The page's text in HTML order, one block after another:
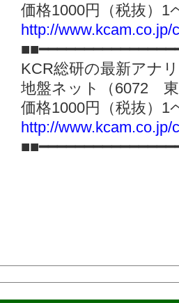
価格1000円（税抜）1
http://www.kcam.co.jp/
KCR総研の最新アナ
地盤ネット（6072
価格1000円（税抜）1
http://www.kcam.co.jp/